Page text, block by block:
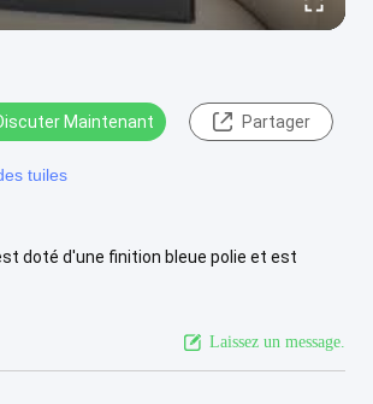
Maintenant Partager
tuiles
doté d'une finition bleue polie et est
Laissez un message.